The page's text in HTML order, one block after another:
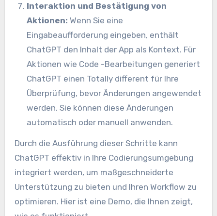
Interaktion und Bestätigung von
Aktionen: Wenn Sie eine
Eingabeaufforderung eingeben, enthält
ChatGPT den Inhalt der App als Kontext. Für
Aktionen wie Code -Bearbeitungen generiert
ChatGPT einen Totally different für Ihre
Überprüfung, bevor Änderungen angewendet
werden. Sie können diese Änderungen
automatisch oder manuell anwenden.
Durch die Ausführung dieser Schritte kann
ChatGPT effektiv in Ihre Codierungsumgebung
integriert werden, um maßgeschneiderte
Unterstützung zu bieten und Ihren Workflow zu
optimieren. Hier ist eine Demo, die Ihnen zeigt,